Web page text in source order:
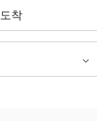
도착